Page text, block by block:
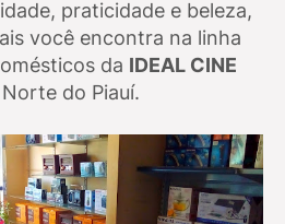
praticidade e beleza,
você encontra na linha
da IDEAL CINE
do Piauí.